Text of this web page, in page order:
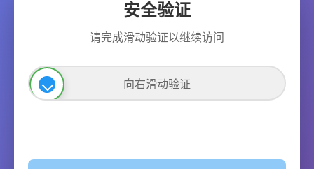
安全验证
请完成滑动验证以继续访问
向右滑动验证